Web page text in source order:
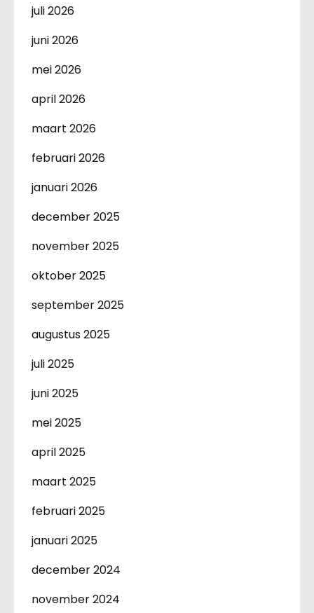
juli 2026
juni 2026
mei 2026
april 2026
maart 2026
februari 2026
januari 2026
december 2025
november 2025
oktober 2025
september 2025
augustus 2025
juli 2025
juni 2025
mei 2025
april 2025
maart 2025
februari 2025
januari 2025
december 2024
november 2024